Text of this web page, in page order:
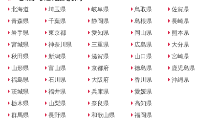
北海道
青森県
岩手県
宮城県
秋田県
山形県
福島県
茨城県
栃木県
群馬県
埼玉県
千葉県
東京都
神奈川県
新潟県
富山県
石川県
福井県
山梨県
長野県
岐阜県
静岡県
愛知県
三重県
滋賀県
京都府
大阪府
兵庫県
奈良県
和歌山県
鳥取県
島根県
岡山県
広島県
山口県
徳島県
香川県
愛媛県
高知県
福岡県
佐賀県
長崎県
熊本県
大分県
宮崎県
鹿児島県
沖縄県